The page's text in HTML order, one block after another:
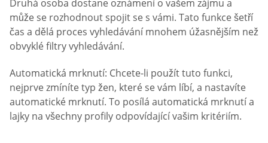
Druhá osoba dostane oznámení o vašem zájmu a
může se rozhodnout spojit se s vámi. Tato funkce šetří
čas a dělá proces vyhledávání mnohem úžasnějším než
obvyklé filtry vyhledávání.
Automatická mrknutí: Chcete-li použít tuto funkci,
nejprve zmíníte typ žen, které se vám líbí, a nastavíte
automatické mrknutí. To posílá automatická mrknutí a
lajky na všechny profily odpovídající vašim kritériím.